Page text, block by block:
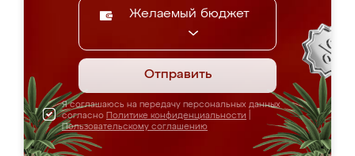
Желаемый бюджет
Отправить
Я соглашаюсь на передачу персональных данных
согласно Политике конфиденциальности
Пользовательскому соглашению